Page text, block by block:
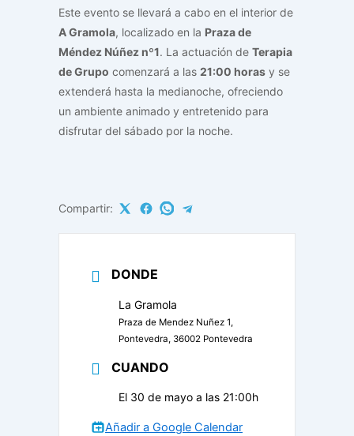
Este evento se llevará a cabo en el interior de
A Gramola, localizado en la Praza de
Méndez Núñez nº1. La actuación de Terapia
de Grupo comenzará a las 21:00 horas y se
extenderá hasta la medianoche, ofreciendo
un ambiente animado y entretenido para
disfrutar del sábado por la noche.
Compartir:
DONDE
La Gramola
Praza de Mendez Nuñez 1,
Pontevedra, 36002 Pontevedra
CUANDO
El 30 de mayo a las 21:00h
Añadir a Google Calendar